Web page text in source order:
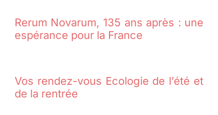
Rerum Novarum, 135 ans après : une
espérance pour la France
Vos rendez-vous Ecologie de l’été et
de la rentrée